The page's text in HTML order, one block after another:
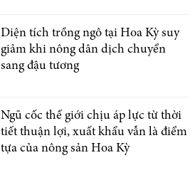
Diện tích trồng ngô tại Hoa Kỳ suy
giảm khi nông dân dịch chuyển
sang đậu tương
Ngũ cốc thế giới chịu áp lực từ thời
tiết thuận lợi, xuất khẩu vẫn là điểm
tựa của nông sản Hoa Kỳ